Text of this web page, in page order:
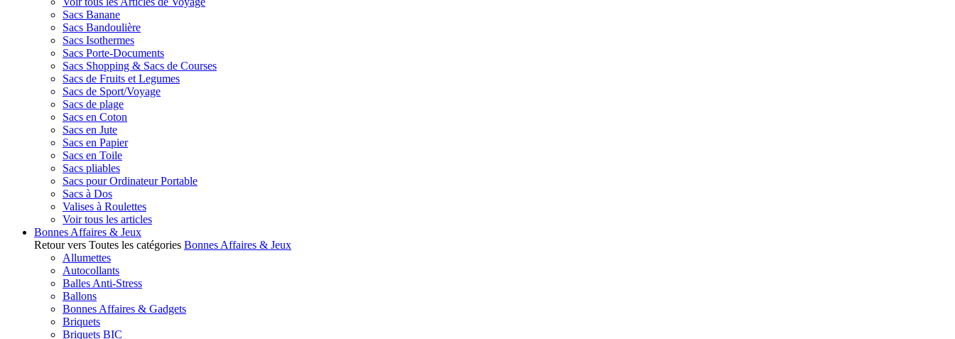
Sacs Banane
Sacs Bandoulière
Sacs Isothermes
Sacs Porte-Documents
Sacs Shopping & Sacs de Courses
Sacs de Fruits et Legumes
Sacs de Sport/Voyage
Sacs de plage
Sacs en Coton
Sacs en Jute
Sacs en Papier
Sacs en Toile
Sacs pliables
Sacs pour Ordinateur Portable
Sacs à Dos
Valises à Roulettes
Voir tous les articles
Bonnes Affaires & Jeux
Retour vers Toutes les catégories Bonnes Affaires & Jeux
Allumettes
Autocollants
Balles Anti-Stress
Ballons
Bonnes Affaires & Gadgets
Briquets
Briquets BIC